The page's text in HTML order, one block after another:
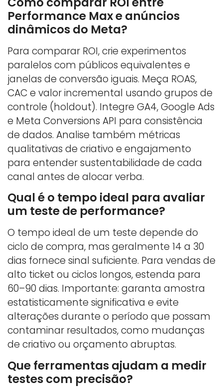
Performance Max e anúncios
dinâmicos do Meta?
Para comparar ROI, crie experimentos
paralelos com públicos equivalentes e
janelas de conversão iguais. Meça ROAS,
CAC e valor incremental usando grupos de
controle (holdout). Integre GA4, Google Ads
e Meta Conversions API para consistência
de dados. Analise também métricas
qualitativas de criativo e engajamento
para entender sustentabilidade de cada
canal antes de alocar verba.
Qual é o tempo ideal para avaliar
um teste de performance?
O tempo ideal de um teste depende do
ciclo de compra, mas geralmente 14 a 30
dias fornece sinal suficiente. Para vendas de
alto ticket ou ciclos longos, estenda para
60–90 dias. Importante: garanta amostra
estatisticamente significativa e evite
alterações durante o período que possam
contaminar resultados, como mudanças
de criativo ou orçamento abruptas.
Que ferramentas ajudam a medir
testes com precisão?